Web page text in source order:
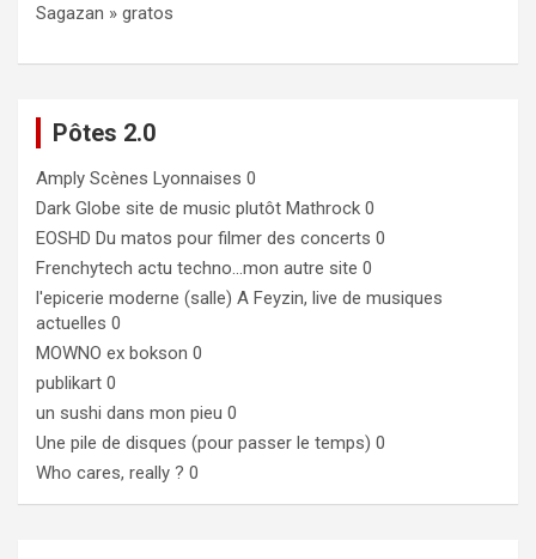
Sagazan » gratos
Pôtes 2.0
Amply Scènes Lyonnaises 0
Dark Globe site de music plutôt Mathrock 0
EOSHD Du matos pour filmer des concerts 0
Frenchytech actu techno…mon autre site 0
l'epicerie moderne (salle) A Feyzin, live de musiques
actuelles 0
MOWNO ex bokson 0
publikart 0
un sushi dans mon pieu 0
Une pile de disques (pour passer le temps) 0
Who cares, really ? 0